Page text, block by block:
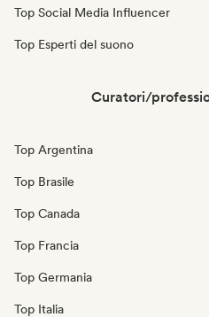
Top Social Media Influencer
Top Esperti del suono
Curatori/
Top Argentina
Top Brasile
Top Canada
Top Francia
Top Germania
Top Italia